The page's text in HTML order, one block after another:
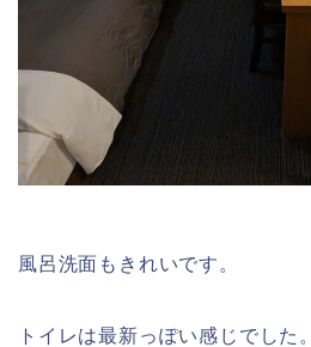
風呂洗面もきれいです。
トイレは最新っぽい感じでした。